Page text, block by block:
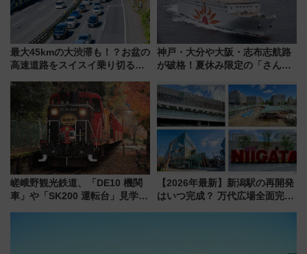
最大45kmの大渋滞も！？お盆の
高速道路をスイスイ乗り切る快
神戸・大分や大阪・志布志航路
が破格！夏休み限定の「さんふ
ート 夕朝食ビュッフェ付きで
快適な船旅はいかが？
嵯峨野観光鉄道、「DE10 機関
車」や「SK200 運転台」見学ツ
【2026年最新】新潟駅の再開発
はいつ完成？ 万代広場全面完成